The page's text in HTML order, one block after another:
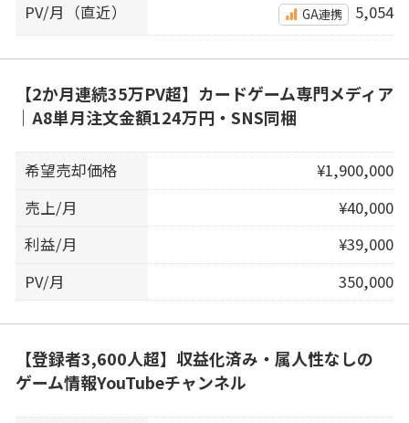
PV/月（直近） GA連携 5,054
【2か月連続35万PV超】カードゲーム専門メディア
｜A8単月注文金額124万円・SNS同梱
希望売却価格
¥1,900,000
売上/月
¥40,000
利益/月
¥39,000
PV/月
350,000
【登録者3,600人超】収益化済み・属人性なしの
ゲーム情報YouTubeチャンネル